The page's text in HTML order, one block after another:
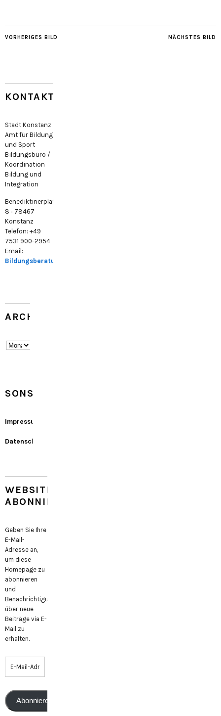
NÄCHSTES BILD
VORHERIGES BILD
KONTAKT
Stadt Konstanz
Amt für Bildung
und Sport
Bildungsbüro /
Koordination
Bildung und
Integration
Benediktinerplatz
8 · 78467
Konstanz
Telefon: +49
7531 900-2954
Email:
Bildungsberatung@konstanz.de
ARCHIV
Archiv
SONSTIGES
Impressum
Datenschutz
WEBSITE
ABONNIEREN
Geben Sie Ihre
E-Mail-
Adresse an,
um diese
Homepage zu
abonnieren
und
Benachrichtigungen
über neue
Beiträge via E-
Mail zu
erhalten.
Abonnieren